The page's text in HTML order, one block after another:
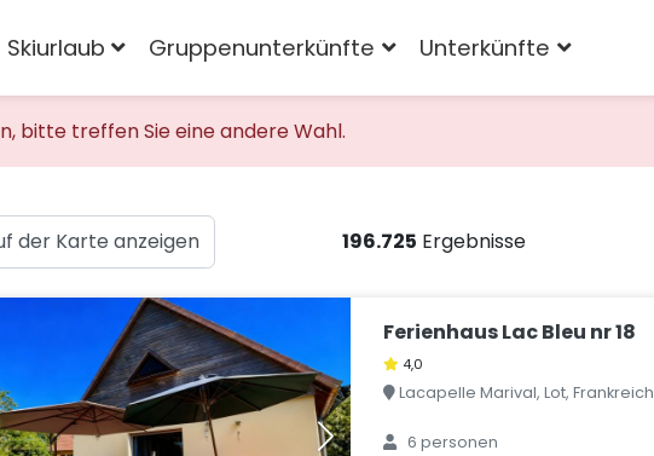
bitte treffen Sie eine andere Wahl.
der Karte anzeigen 196.725 Ergebnisse
Ferienhaus Lac Bleu nr 18
4,0
Lacapelle Marival, Lot, Frankreich
6 personen
Skiurlaub Gruppenunterkünfte Unterkünfte